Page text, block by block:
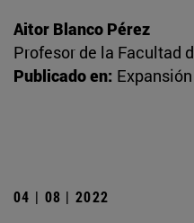
Aitor Blanco Pérez
Profesor de la Facultad
Publicado en: Expansión
04 | 08 | 2022